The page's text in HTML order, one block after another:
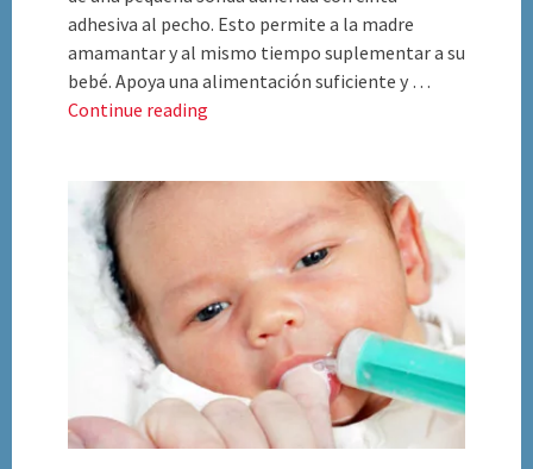
adhesiva al pecho. Esto permite a la madre
amamantar y al mismo tiempo suplementar a su
bebé. Apoya una alimentación suficiente y …
Continue reading
Alimentación
Suplementario
(video)